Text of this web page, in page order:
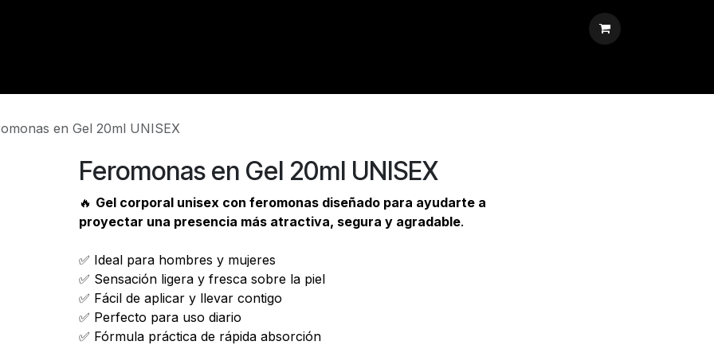
en Gel 20ml UNISEX
Feromonas en Gel 20ml UNISEX
🔥 Gel corporal unisex con feromonas diseñado para ayudarte a
proyectar una presencia más atractiva, segura y agradable.
✅ Ideal para hombres y mujeres
✅ Sensación ligera y fresca sobre la piel
✅ Fácil de aplicar y llevar contigo
✅ Perfecto para uso diario
✅ Fórmula práctica de rápida absorción